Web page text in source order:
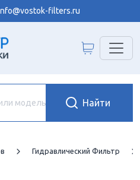
filters.ru
Гидравлический Фильтр